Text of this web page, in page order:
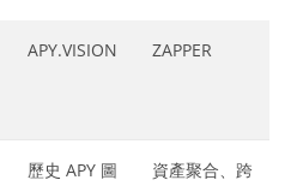
APY.VISION ZAPPER
歷史 APY 圖 資產聚合、跨